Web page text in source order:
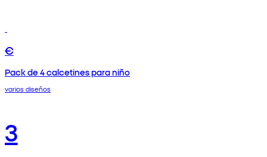
€
Pack de 4 calcetines para niño
varios diseños
3